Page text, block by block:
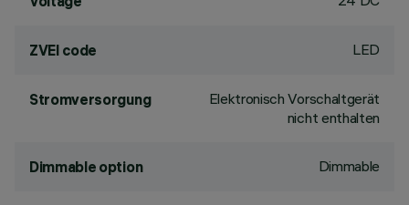
ZVEI code LED
Stromversorgung
Elektronisch Vorschaltgerät
nicht enthalten
Dimmable option Dimmable